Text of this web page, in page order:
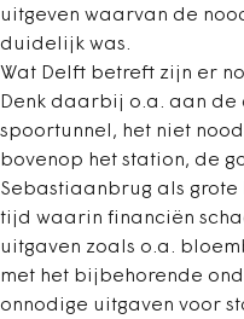
uitgeven waarvan de
duidelijk was.
Wat Delft betreft zijn er
Denk daarbij o.a. aan de
spoortunnel, het niet
bovenop het station, de
Sebastiaanbrug als
tijd waarin financiën
uitgaven zoals o.a.
met het bijbehorende
onnodige uitgaven voor